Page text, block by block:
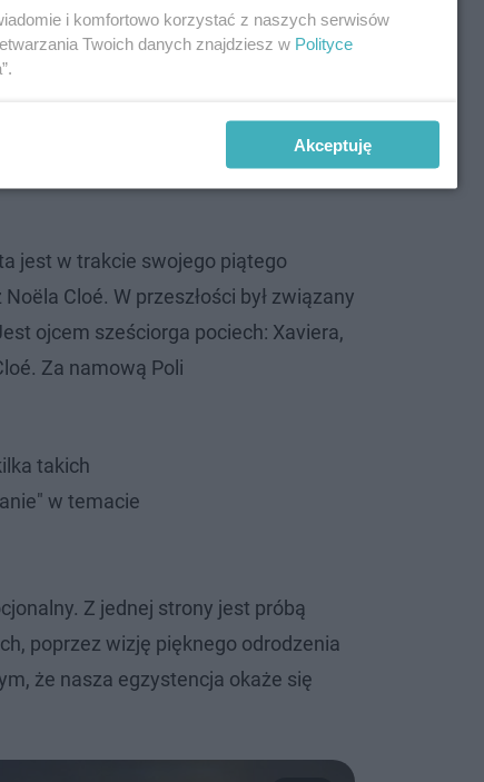
jest w trakcie swojego piątego
Cloé. W przeszłości był związany
ojcem sześciorga pociech: Xaviera,
Za namową Poli
takich
w temacie
Z jednej strony jest próbą
poprzez wizję pięknego odrodzenia
że nasza egzystencja okaże się
i komfortowo korzystać z naszych serwisów
Twoich danych znajdziesz w Polityce
Akceptuję